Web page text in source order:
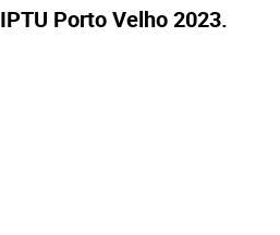
IPTU Porto Velho 2023.